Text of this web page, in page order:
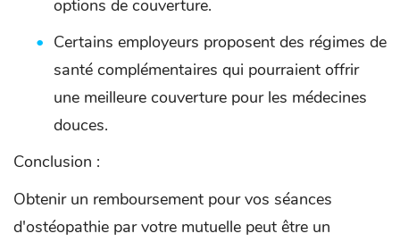
options de couverture.
Certains employeurs proposent des régimes de
santé complémentaires qui pourraient offrir
une meilleure couverture pour les médecines
douces.
Conclusion :
Obtenir un remboursement pour vos séances
d'ostéopathie par votre mutuelle peut être un